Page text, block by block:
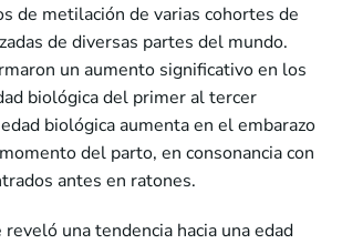
de metilación de varias cohortes de
de diversas partes del mundo.
un aumento significativo en los
biológica del primer al tercer
biológica aumenta en el embarazo
del parto, en consonancia con
antes en ratones.
una tendencia hacia una edad